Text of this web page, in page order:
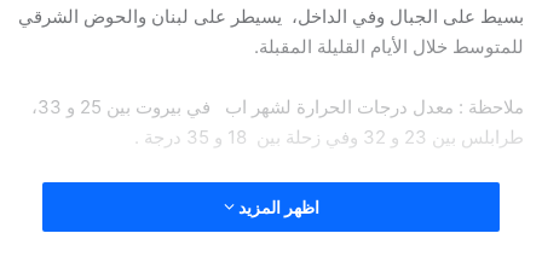
بسيط على الجبال وفي الداخل، يسيطر على لبنان والحوض الشرقي
للمتوسط خلال الأيام القليلة المقبلة.
ملاحظة : معدل درجات الحرارة لشهر اب في بيروت بين 25 و 33،
طرابلس بين 23 و 32 وفي زحلة بين 18 و 35 درجة .
اظهر المزيد